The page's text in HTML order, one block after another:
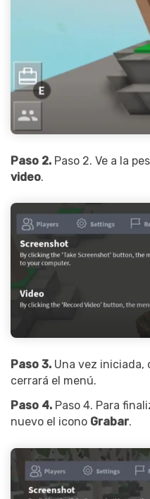
Paso 2. Paso 2. Ve a la
video.
Paso 3. Una vez iniciada,
cerrará el menú.
Paso 4. Paso 4. Para
nuevo el icono Grabar.